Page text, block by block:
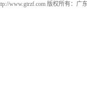
www.gtrzf.com 版权所有：广